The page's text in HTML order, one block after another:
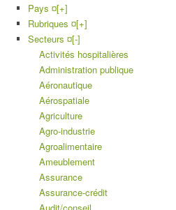
Pays ¤[+]
Rubriques ¤[+]
Secteurs ¤[-]
Activités hospitalières
Administration publique
Aéronautique
Aérospatiale
Agriculture
Agro-industrie
Agroalimentaire
Ameublement
Assurance
Assurance-crédit